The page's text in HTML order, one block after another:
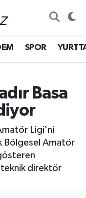
SPOR
Basa
Ligi'ni
Bölgesel Amatör
teknik direktör